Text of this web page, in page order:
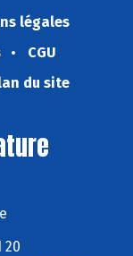
légales
CGU
du site
20